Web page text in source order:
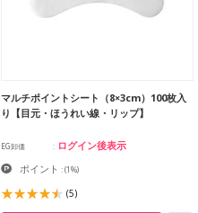
マルチポイントシート（8×3cm）100枚入
り【目元・ほうれい線・リップ】
EG卸価 ログイン後表示
ポイント :(1%)
(5)